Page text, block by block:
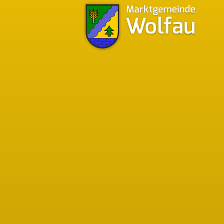
der
Zum
hat, zum
heute eine